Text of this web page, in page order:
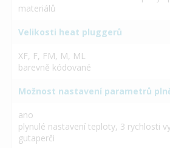
materiálů
Velikosti heat pluggerů
XF, F, FM, M, ML
barevně kódované
Možnost nastavení parametrů
ano
plynulé nastavení teploty, 3 rychlosti
gutaperči